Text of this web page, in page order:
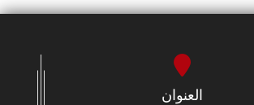
العنوان